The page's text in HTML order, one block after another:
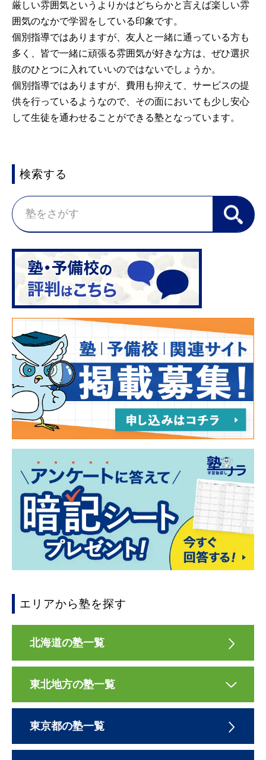
厳しい雰囲気というよりかはどちらかと言えば楽しい雰
囲気のなかで学習をしている印象です。
個別指導ではありますが、友人と一緒に通っている方も
多く、皆で一緒に頑張る雰囲気が好きな方は、ぜひ選択
肢のひとつに入れていいのではないでしょうか。
個別指導ではありますが、費用も抑えて、サービスの提
供を行っているようなので、その面においても少し安心
して生徒を通わせることができる塾となっています。
検索する
エリアから塾を探す
北海道の塾一覧
東北地方の塾一覧
東京都の塾一覧